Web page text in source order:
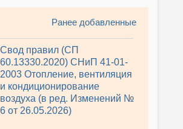
Свод правил (СП
60.13330.2020) СНиП 41-01-
2003 Отопление, вентиляция
и кондиционирование
воздуха (в ред. Изменений №
6 от 26.05.2026)
Ранее добавленные